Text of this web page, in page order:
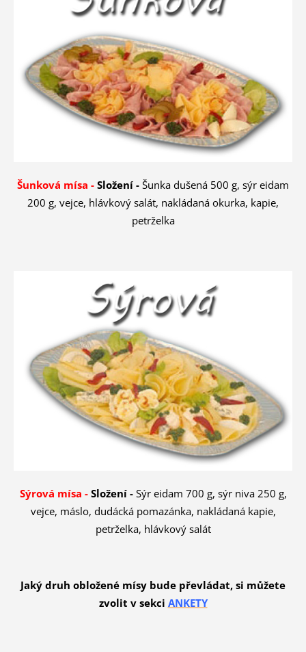
Šunková mísa - Složení - Šunka dušená 500 g, sýr eidam
200 g, vejce, hlávkový salát, nakládaná okurka, kapie,
petrželka
Sýrová mísa -Složení -Sýr eidam 700 g, sýr niva 250 g,
vejce, máslo, dudácká pomazánka, nakládaná kapie,
petrželka, hlávkový salát
Jaký druh obložené mísy bude převládat, si můžete
zvolit v sekci ANKETY